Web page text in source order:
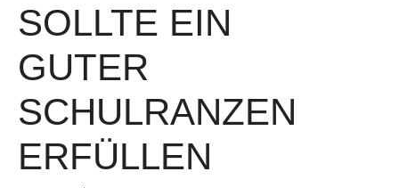
SOLLTE EIN
GUTER
SCHULRANZEN
ERFÜLLEN